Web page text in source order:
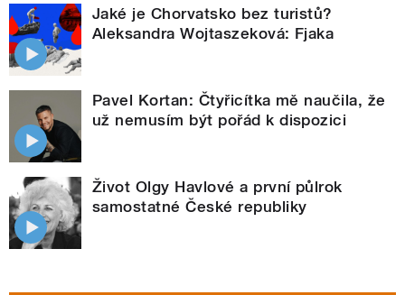
Jaké je Chorvatsko bez turistů?
Aleksandra Wojtaszeková: Fjaka
Pavel Kortan: Čtyřicítka mě naučila, že
už nemusím být pořád k dispozici
Život Olgy Havlové a první půlrok
samostatné České republiky